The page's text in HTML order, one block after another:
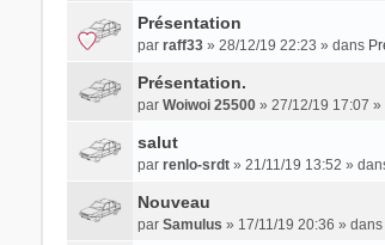
Présentation
par raff33» 28/12/19 22:23 » dans
Présentation.
par Woiwoi 25500» 27/12/19 17:07 »
salut
par renlo-srdt» 21/11/19 13:52 »
Nouveau
par Samulus » 17/11/19 20:36 » dans